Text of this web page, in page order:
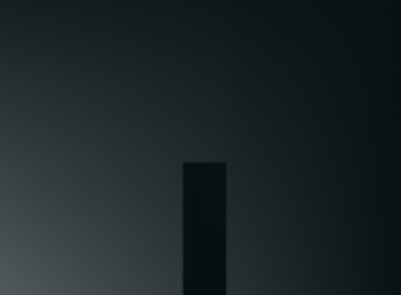
a risposta rapida consentono ai team di vendita